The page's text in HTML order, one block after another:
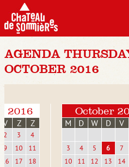
AGENDA
OCTOBER 2016
2016
V Z Z
2 3
4
9
10
11
16
17
18
October
M D W D V
3
4 5 6 7
10
11 12 13 14